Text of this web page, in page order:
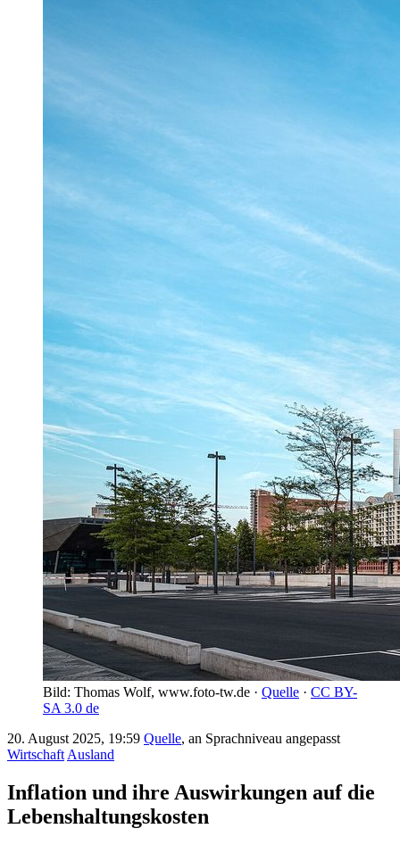
Bild: Thomas Wolf, www.foto-tw.de · Quelle · CC BY-
SA 3.0 de
20. August 2025, 19:59 Quelle, an Sprachniveau angepasst
Wirtschaft Ausland
Inflation und ihre Auswirkungen auf die
Lebenshaltungskosten